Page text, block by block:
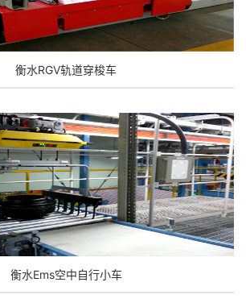
衡水RGV轨道穿梭车
衡水Ems空中自行小车